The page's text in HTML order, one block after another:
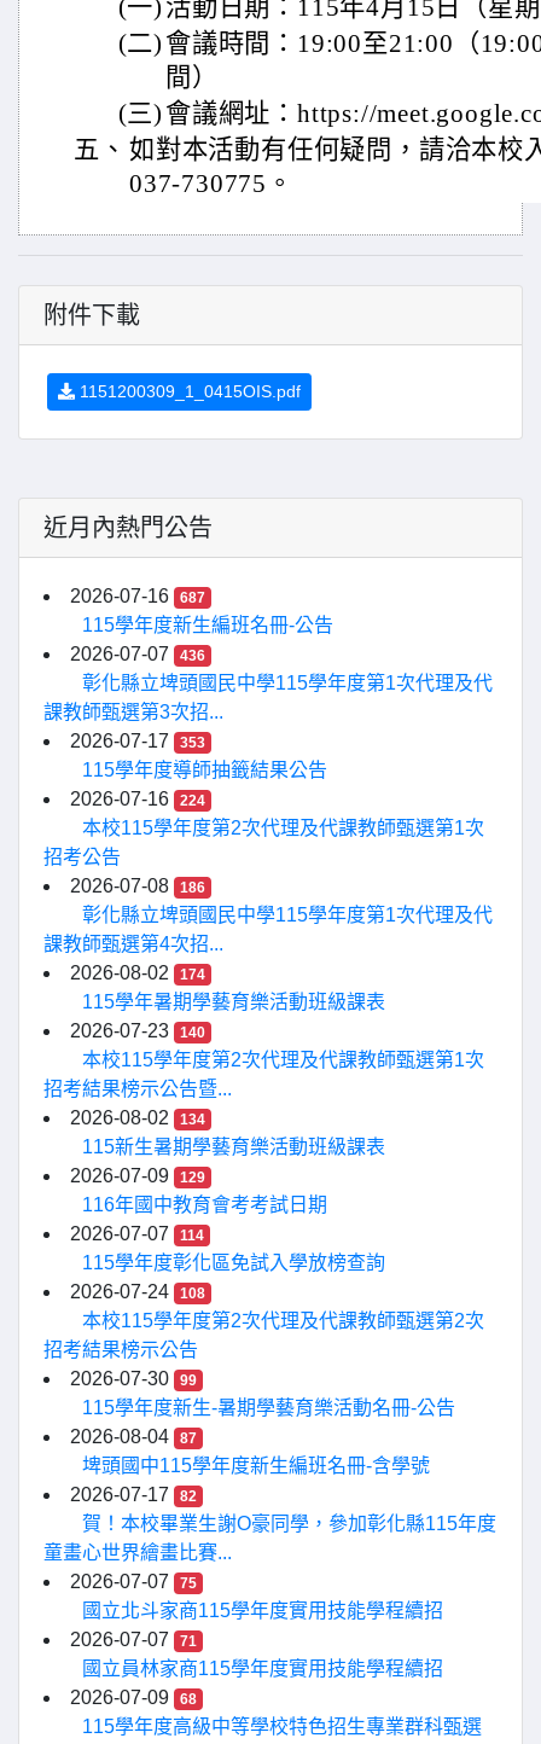
(一) 活動日期：115年4月15日（星
(二) 會議時間：19:00至21:00（
間）
(三) 會議網址：https://
五、 如對本活動有任何疑問，請洽本校
037-730775。
附件下載
1151200309_1_0415OIS.pdf
近月內熱門公告
2026-07-16 687
115學年度新生編班名冊-公告
2026-07-07
436
彰化縣立埤頭國民中學115學年度第1次代理及代
課教師甄選第3次招...
2026-07-17
353
115學年度導師抽籤結果公告
2026-07-16
224
本校115學年度第2次代理及代課教師甄選第1次
招考公告
2026-07-08
186
彰化縣立埤頭國民中學115學年度第1次代理及代
課教師甄選第4次招...
2026-08-02
174
115學年暑期學藝育樂活動班級課表
2026-07-23
140
本校115學年度第2次代理及代課教師甄選第1次
招考結果榜示公告暨...
2026-08-02
134
115新生暑期學藝育樂活動班級課表
2026-07-09
129
116年國中教育會考考試日期
2026-07-07
114
115學年度彰化區免試入學放榜查詢
2026-07-24
108
本校115學年度第2次代理及代課教師甄選第2次
招考結果榜示公告
2026-07-30
99
115學年度新生-暑期學藝育樂活動名冊-公告
2026-08-04
87
埤頭國中115學年度新生編班名冊-含學號
2026-07-17
82
賀！本校畢業生謝O豪同學，參加彰化縣115年度
童畫心世界繪畫比賽...
2026-07-07
75
國立北斗家商115學年度實用技能學程續招
2026-07-07
71
國立員林家商115學年度實用技能學程續招
2026-07-09
68
115學年度高級中等學校特色招生專業群科甄選